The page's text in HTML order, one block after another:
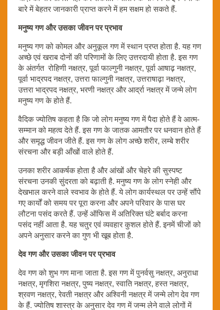
बारे में बेहतर जानकारी प्राप्त करने में हम सक्षम हो सकते हैं.
मनुष्य गण और उसका जीवन पर प्रभाव
मनुष्य गण को कोमल और अनुकूल गण में स्थान प्रप्त होता है. यह गण
अच्छे एवं खराब दोनों की परिणामों के लिए उत्तरदायी होता है. इस गण
के अंतर्गत रोहिणी नक्षत्र, पूर्वा फाल्गुनी नक्षत्र, पूर्वा आषाढ़ नक्षत्र,
पूर्वा भाद्रपद नक्षत्र, उत्तरा फाल्गुनी नक्षत्र, उत्तराषाढ़ा नक्षत्र,
उत्तरा भाद्रपद नक्षत्र, भरणी नक्षत्र और आर्द्रा नक्षत्र में जन्मे लोग
मनुष्य गण के होते हैं.
वैदिक ज्योतिष कहता है कि जो लोग मनुष्य गण में पैदा होते हैं वे आत्म-
सम्मान को महत्व देते हैं. इस गण के जातक आमतौर पर धनवान होते हैं
और समृद्ध जीवन जीते हैं. इस गण के लोग अच्छे शरीर, लम्बे शरीर
संरचना और बड़ी आँखों वाले होते हैं.
उनका शरीर आकर्षक होता है और आंखों और चेहरे की सुस्पष्ट
संरचना उनकी सुंदरता को बढ़ाती है. मनुष्य गण के लोग स्नेही और
देखभाल करने वाले स्वभाव के होते हैं. ये लोग कार्यस्थल पर उन्हें सौंपे
गए कार्यों को समय पर पूरा करना और अपने परिवार के पास घर
लौटना पसंद करते हैं. उन्हें ऑफिस में अतिरिक्त घंटे बर्बाद करना
पसंद नहीं आता है. यह चतुर एवं व्यवहार कुशल होते हैं. इनमें चीजों को
अपने अनुसार करने का गुण भी खूब होता है.
देव गण और उसका जीवन पर प्रभाव
देव गण को शुभ गण माना जाता है. इस गण में पुनर्वसु नक्षत्र, अनुराधा
नक्षत्र, मृगशिरा नक्षत्र, पुष्य नक्षत्र, स्वाति नक्षत्र, हस्त नक्षत्र,
श्रवण नक्षत्र, रेवती नक्षत्र और अश्विनी नक्षत्र में जन्मे लोग देव गण
के हैं. ज्योतिष शास्त्र के अनुसार देव गण में जन्म लेने वाले लोगों में